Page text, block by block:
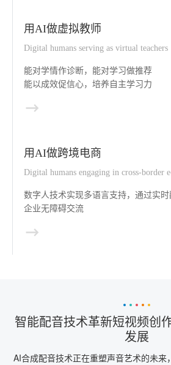
用AI做虚拟教师
Digital humans serving as virtual teachers
能对学情作诊断，能对学习做推荐
能以成效促信心，培养自主学习力
用AI做跨境电商
Digital humans engaging in cross-border
数字人技术实现多语言支持，通过实
企业无障碍交流
智能配音技术革新短视频创
发展
AI合成配音技术正在重塑声音艺术的未来